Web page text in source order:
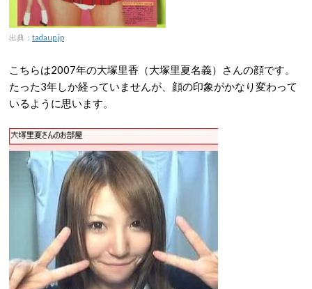
出典： tadaup.jp
こちらは2007年の大塚里香（大塚里夏名義）さんの顔です。
たった3年しか経っていませんが、顔の印象がかなり変わって
いるように思います。